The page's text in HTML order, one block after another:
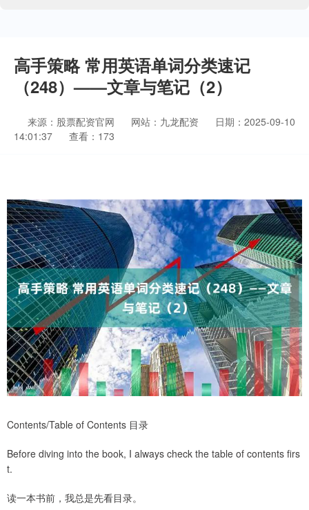
高手策略 常用英语单词分类速记
（248）——文章与笔记（2）
来源：股票配资官网 网站：九龙配资
日期：2025-09-10
14:01:37
查看：173
Contents/Table of Contents 目录
Before diving into the book, I always check the table of contents firs
t.
读一本书前，我总是先看目录。